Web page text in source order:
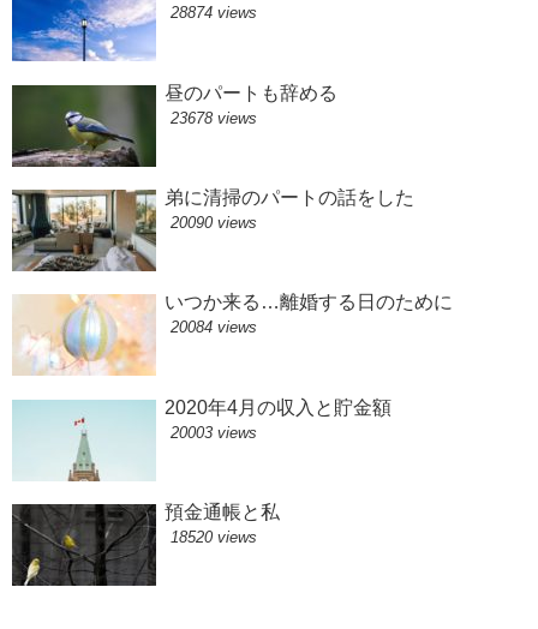
28874 views
昼のパートも辞める
23678 views
弟に清掃のパートの話をした
20090 views
いつか来る…離婚する日のために
20084 views
2020年4月の収入と貯金額
20003 views
預金通帳と私
18520 views